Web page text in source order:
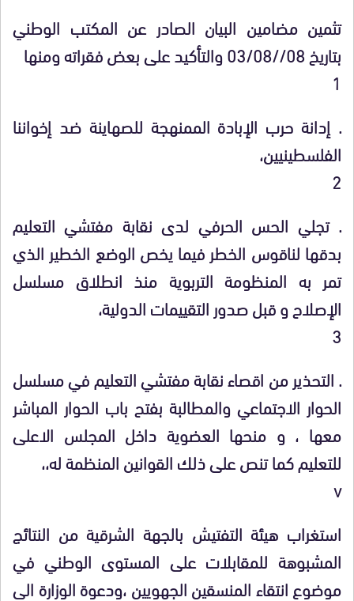
تثمين مضامين البيان الصادر عن المكتب الوطني
بتاريخ 08//03/08 والتأكيد على بعض فقراته ومنها
1
. إدانة حرب الإبادة الممنهجة للصهاينة ضد إخواننا
الفلسطينيين،
2
. تجلي الحس الحرفي لدى نقابة مفتشي التعليم
بدقها لناقوس الخطر فيما يخص الوضع الخطير الذي
تمر به المنظومة التربوية منذ انطلاق مسلسل
الإصلاح و قبل صدور التقييمات الدولية،
3
. التحذير من اقصاء نقابة مفتشي التعليم في مسلسل
الحوار الاجتماعي والمطالبة بفتح باب الحوار المباشر
معها ، و منحها العضوية داخل المجلس الاعلى
للتعليم كما تنص على ذلك القوانين المنظمة له،،
v
استغراب هيئة التفتيش بالجهة الشرقية من النتائج
المشبوهة للمقابلات على المستوى الوطني في
موضوع انتقاء المنسقين الجهويين ،ودعوة الوزارة الى